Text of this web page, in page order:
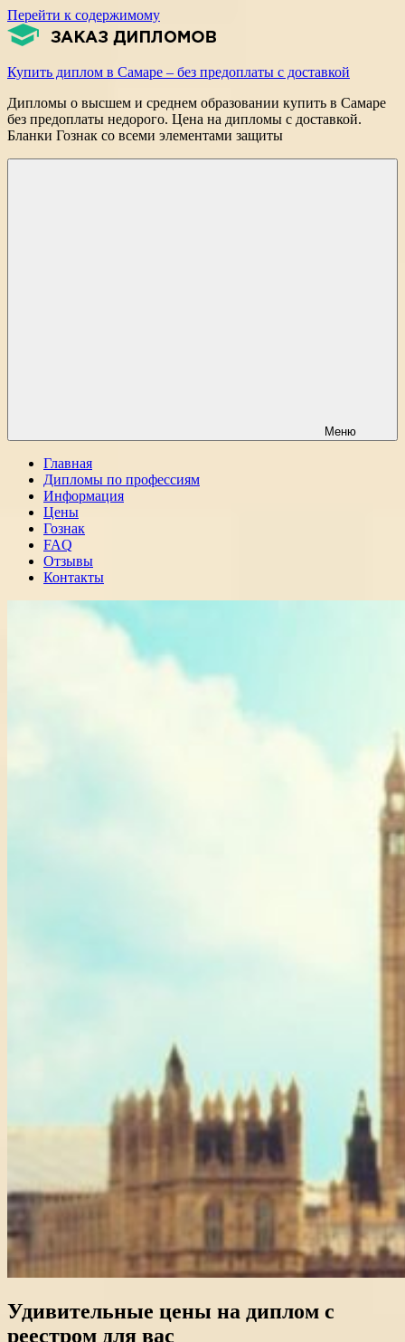
Перейти к содержимому
Купить диплом в Самаре – без предоплаты с доставкой
Дипломы о высшем и среднем образовании купить в Самаре
без предоплаты недорого. Цена на дипломы с доставкой.
Бланки Гознак со всеми элементами защиты
Меню
Главная
Дипломы по профессиям
Информация
Цены
Гознак
FAQ
Отзывы
Контакты
Удивительные цены на диплом с
реестром для вас